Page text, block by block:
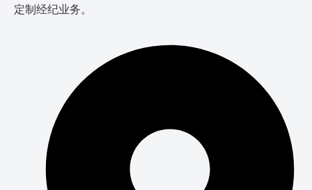
定制经纪业务。